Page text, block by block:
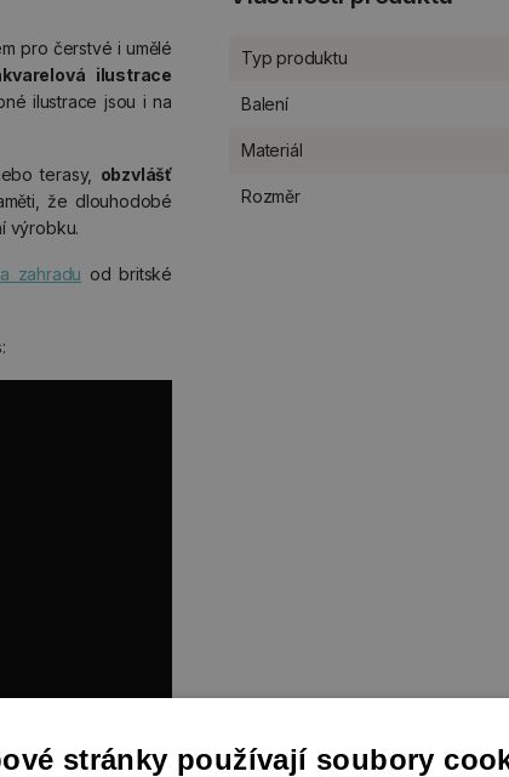
pro čerstvé i umělé
ilustrace
ilustrace jsou i na
terasy, obzvlášť
že dlouhodobé
výrobku.
zahradu od britské
Typ produktu
Balení
Materiál
Rozměr
stránky používají soubory